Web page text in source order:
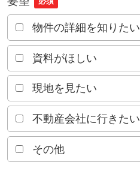
物件の詳細を知りたい
資料がほしい
現地を見たい
不動産会社に行きたい
その他